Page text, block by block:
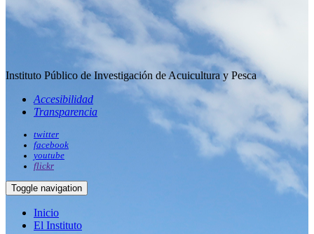
Instituto Público de Investigación de Acuicultura y Pesca
Accesibilidad
Transparencia
twitter
facebook
youtube
flickr
Toggle navigation
Inicio
El Instituto